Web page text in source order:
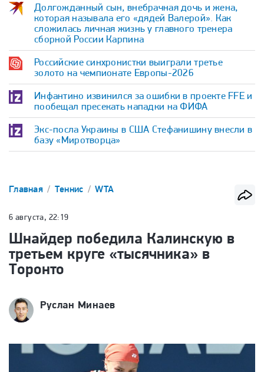
Долгожданный сын, внебрачная дочь и жена,
которая называла его «дядей Валерой». Как
сложилась личная жизнь у главного тренера
сборной России Карпина
Российские синхронистки выиграли третье
золото на чемпионате Европы-2026
Инфантино извинился за ошибки в проекте FFE и
пообещал пресекать нападки на ФИФА
Экс-посла Украины в США Стефанишину внесли в
базу «Миротворца»
Главная Теннис WTA
6 августа, 22:19
Шнайдер победила Калинскую в
третьем круге «тысячника» в
Торонто
Руслан Минаев